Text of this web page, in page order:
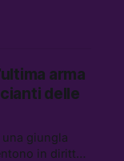
Sagnet
arma
delle
una giungla
in diritto